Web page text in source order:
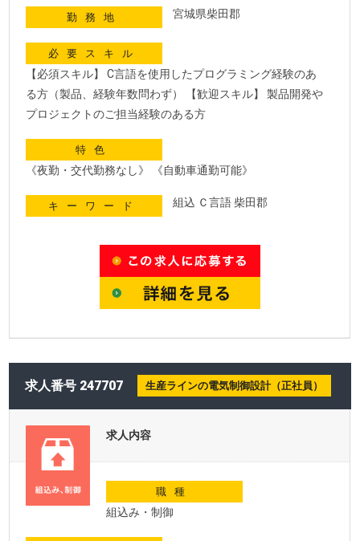
勤務地 宮城県柴田郡
必要スキル
【必須スキル】 C言語を使用したプログラミング経験のあ
る方（製品、経験年数問わず） 【歓迎スキル】 製品開発や
プロジェクトのご担当経験のある方
特色
《夜勤・交代勤務なし》 《自動車通勤可能》
キーワード 組込 Ｃ言語 柴田郡
求人番号 247707 生産ラインの電気制御設計（正社員）
求人内容
職種
組込み・制御